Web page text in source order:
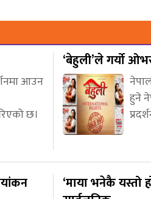
आउन
छ।
‘बेहुली’ले गर्यो
हुने
‘माया भनेकै यस्तो